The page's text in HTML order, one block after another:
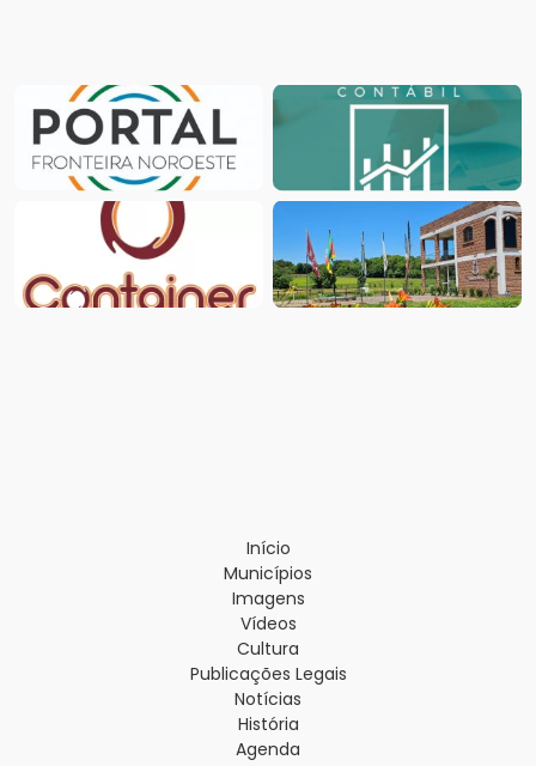
Início
Municípios
Imagens
Vídeos
Cultura
Publicações Legais
Notícias
História
Agenda